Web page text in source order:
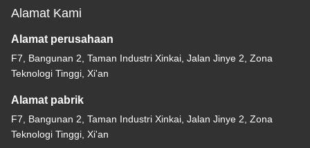
Alamat Kami
Alamat perusahaan
F7, Bangunan 2, Taman Industri Xinkai, Jalan Jinye 2, Zona
Teknologi Tinggi, Xi'an
Alamat pabrik
F7, Bangunan 2, Taman Industri Xinkai, Jalan Jinye 2, Zona
Teknologi Tinggi, Xi'an